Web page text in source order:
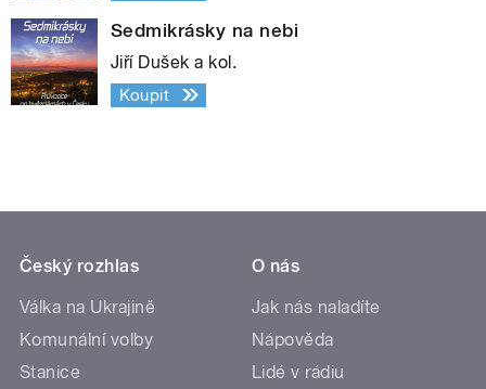
Sedmikrásky na nebi
Jiří Dušek a kol.
Koupit
Český rozhlas
Válka na Ukrajině
Komunální volby
Stanice
O nás
Jak nás naladíte
Nápověda
Lidé v rádiu